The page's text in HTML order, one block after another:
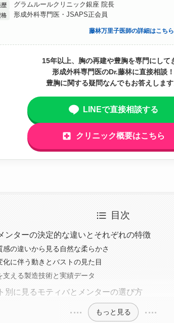
歴 グラムルールクリニック銀座 院長
格 形成外科専門医・JSAPS正会員
藤林万里子医師の詳細はこちら
15年以上、胸の再建や豊胸を専門にして
形成外科専門医のDr.藤林に直接相談！
豊胸に関する疑問なんでもお答えします
LINEで直接相談する
クリニック概要はこちら
目次
ンターの決定的な違いとそれぞれの特徴
感の違いから見る自然な柔らかさ
化に伴う動きとバストの見た目
支える製造技術と実績データ
別に見るモティバとメンターの選び方
もっと見る